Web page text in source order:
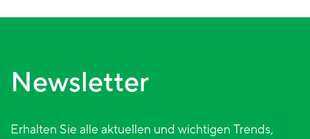
Newsletter
Erhalten Sie alle aktuellen und wichtigen Trends,